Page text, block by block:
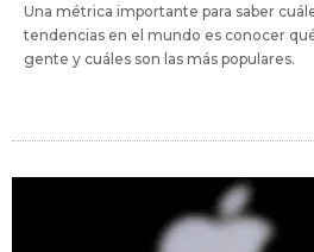
Una métrica importante para saber
tendencias en el mundo es conocer
gente y cuáles son las más populares.